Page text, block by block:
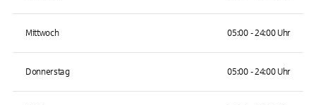
Mittwoch 05:00 - 24:00 Uhr
Donnerstag 05:00 - 24:00 Uhr